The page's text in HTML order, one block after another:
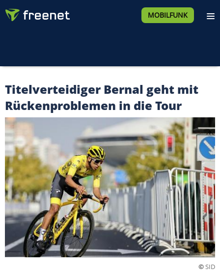
MOBILFUNK
Titelverteidiger Bernal geht mit
Rückenproblemen in die Tour
©SID